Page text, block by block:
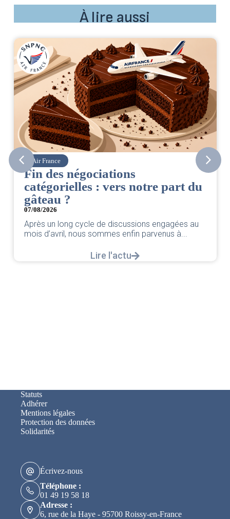
À lire aussi
du
au
CSE. Juillet 2026
06/08/2026|ACCÈS RESTREINT
Lire l'actu
Statuts
Adhérer
Mentions légales
Protection des données
Solidarités
Écrivez-nous
Téléphone :
01 49 19 58 18
Adresse :
6, rue de la Haye - 95700 Roissy-en-France